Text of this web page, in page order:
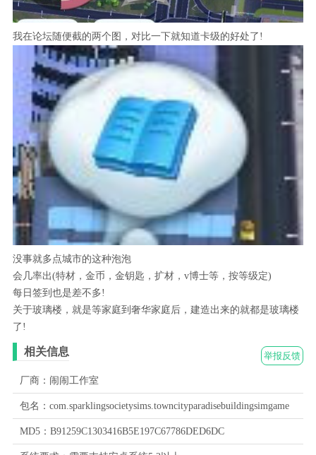
我在论坛随便截的两个图，对比一下就知道卡级的好处了!
没事就多点城市的这种泡泡
会几率出(特材，金币，金钥匙，扩材，v博士等，按等级定)
每日签到也是差不多!
关于玻璃楼，就是等家庭到奢华家庭后，建造出来的就都是玻璃楼
了!
举报反馈
相关信息
厂商：闹闹工作室
包名：com.sparklingsocietysims.towncityparadisebuildingsimgame
MD5：B91259C1303416B5E197C67786DED6DC